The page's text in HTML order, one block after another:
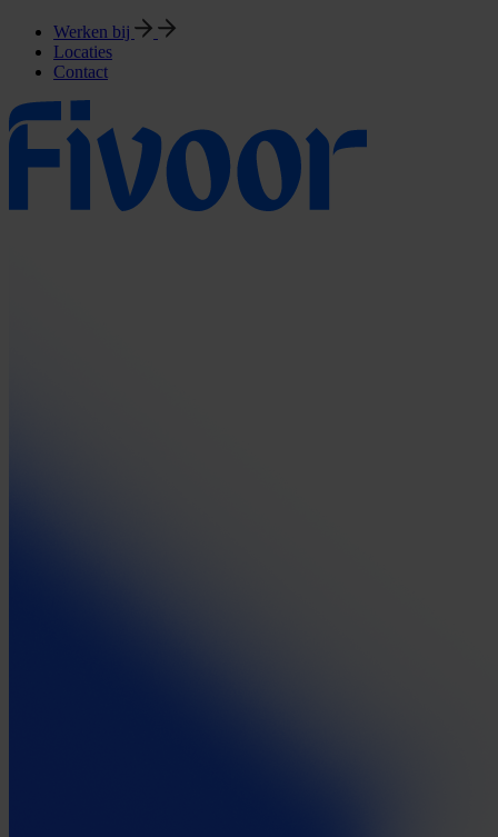
Werken bij
Locaties
Contact